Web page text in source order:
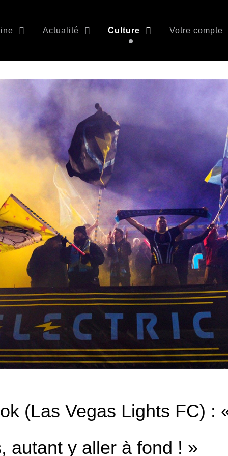
Actualité Culture Votre compte
(Las Vegas Lights FC) :
autant y aller à fond ! »